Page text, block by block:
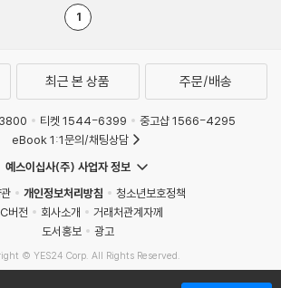
1
최근 본 상품 주문/배송
티켓 1544-6399
중고샵 1566-4295
eBook 1:1문의/채팅상담
예스이십사(주) 사업자 정보
개인정보처리방침
청소년보호정책
버전
회사소개
거래처관계자께
도서홍보
광고
© YES24 Corp. All Rights Reserved.